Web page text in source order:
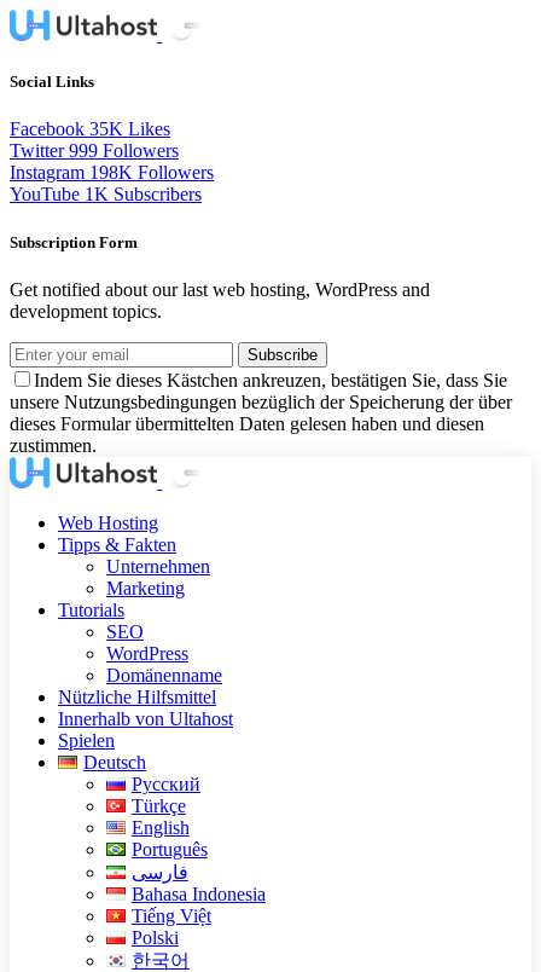
Social Links
Facebook 35K Likes
Twitter 999 Followers
Instagram 198K Followers
YouTube 1K Subscribers
Subscription Form
Get notified about our last web hosting, WordPress and
development topics.
Subscribe
Indem Sie dieses Kästchen ankreuzen, bestätigen Sie, dass Sie
unsere Nutzungsbedingungen bezüglich der Speicherung der über
dieses Formular übermittelten Daten gelesen haben und diesen
zustimmen.
Web Hosting
Tipps & Fakten
Unternehmen
Marketing
Tutorials
SEO
WordPress
Domänenname
Nützliche Hilfsmittel
Innerhalb von Ultahost
Spielen
Deutsch
Русский
Türkçe
English
Português
فارسی
Bahasa Indonesia
Tiếng Việt
Polski
한국어